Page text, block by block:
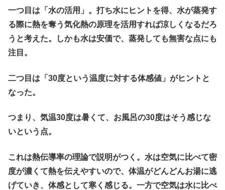
一つ目は「水の活用」。打ち水にヒントを得、水が蒸発す
る際に熱を奪う気化熱の原理を活用すれば涼しくなるだろ
うと考えた。しかも水は安価で、蒸発しても無害な点にも
注目。
二つ目は「30度という温度に対する体感値」がヒントと
なった。
つまり、気温30度は暑くて、お風呂の30度はそう感じな
いという点。
これは熱伝導率の理論で説明がつく。水は空気に比べて密
度が濃くて熱を伝えやすいので、体温がどんどんお湯に逃
げていき、体感として寒く感じる。一方で空気は水に比べ